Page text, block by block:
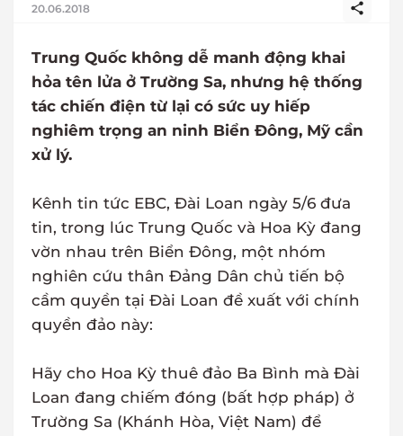
20.06.2018
Trung Quốc không dễ manh động khai
hỏa tên lửa ở Trường Sa, nhưng hệ thống
tác chiến điện từ lại có sức uy hiếp
nghiêm trọng an ninh Biển Đông, Mỹ cần
xử lý.
Kênh tin tức EBC, Đài Loan ngày 5/6 đưa
tin, trong lúc Trung Quốc và Hoa Kỳ đang
vờn nhau trên Biển Đông, một nhóm
nghiên cứu thân Đảng Dân chủ tiến bộ
cầm quyền tại Đài Loan đề xuất với chính
quyền đảo này:
Hãy cho Hoa Kỳ thuê đảo Ba Bình mà Đài
Loan đang chiếm đóng (bất hợp pháp) ở
Trường Sa (Khánh Hòa, Việt Nam) để